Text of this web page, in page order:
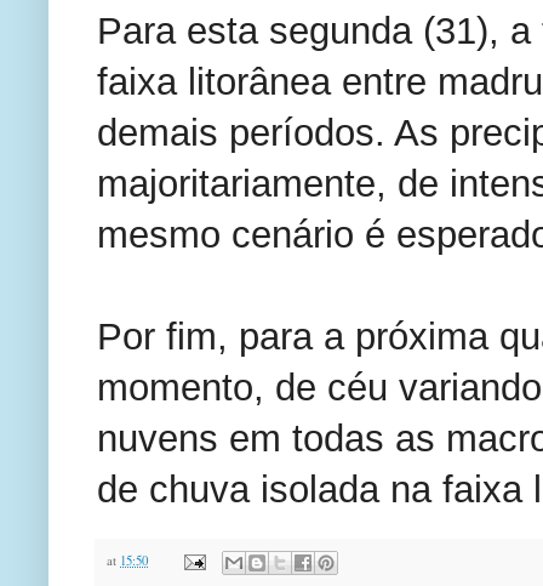
Para esta segunda (31),
faixa litorânea entre
demais períodos. As
majoritariamente, de
mesmo cenário é
Por fim, para a próxima
momento, de céu
nuvens em todas as
de chuva isolada na faixa
at 15:50